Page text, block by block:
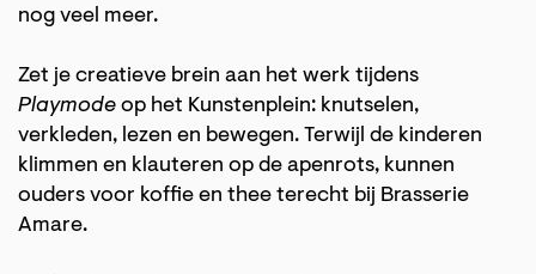
nog veel meer.
Zet je creatieve brein aan het werk tijdens
Playmode op het Kunstenplein: knutselen,
verkleden, lezen en bewegen. Terwijl de kinderen
klimmen en klauteren op de apenrots, kunnen
ouders voor koffie en thee terecht bij Brasserie
Amare.